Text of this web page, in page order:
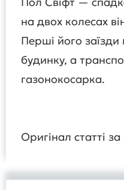
на двох колесах
Перші його
будинку, а
газонокосарка.
Оригінал статті за